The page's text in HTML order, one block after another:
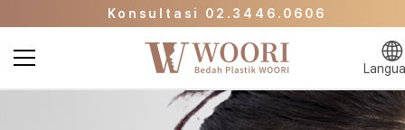
Konsultasi 02.3446.0606
Halaman Promo
Klinik Kecantikan WOORI Langsung ke
Utama
Konsultasi 02.3446.0606
Halaman Promo